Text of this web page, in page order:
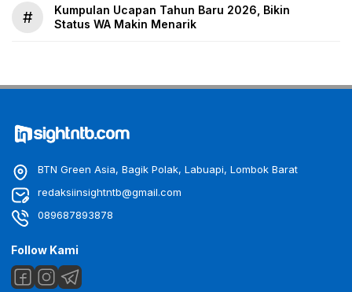
#
Kumpulan Ucapan Tahun Baru 2026, Bikin
Status WA Makin Menarik
BTN Green Asia, Bagik Polak, Labuapi, Lombok Barat
redaksiinsightntb@gmail.com
089687893878
Follow Kami